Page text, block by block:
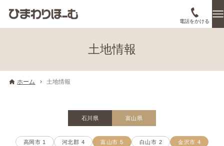
電話をかける
土地情報
ホーム 土地情報
石川県 富山県
高岡市 1 河北郡 4 富山市 5 白山市 2 金沢市 4